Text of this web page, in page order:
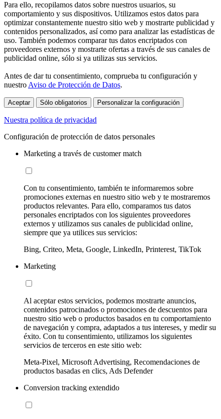
Para ello, recopilamos datos sobre nuestros usuarios, su
comportamiento y sus dispositivos. Utilizamos estos datos para
optimizar constantemente nuestro sitio web y mostrarte publicidad y
contenidos personalizados, así como para analizar las estadísticas de
uso. También podemos comparar tus datos encriptados con
proveedores externos y mostrarte ofertas a través de sus canales de
publicidad online, sólo si ya utilizas sus servicios.
Antes de dar tu consentimiento, comprueba tu configuración y
nuestro Aviso de Protección de Datos.
Aceptar Sólo obligatorios Personalizar la configuración
Nuestra política de privacidad
Configuración de protección de datos personales
Marketing a través de customer match
Con tu consentimiento, también te informaremos sobre
promociones externas en nuestro sitio web y te mostraremos
productos relevantes. Para ello, comparamos tus datos
personales encriptados con los siguientes proveedores
externos y utilizamos sus canales de publicidad online,
siempre que ya utilices sus servicios:
Bing, Criteo, Meta, Google, LinkedIn, Printerest, TikTok
Marketing
Al aceptar estos servicios, podemos mostrarte anuncios,
contenidos patrocinados o promociones de descuentos para
nuestro sitio web o productos basados en tu comportamiento
de navegación y compra, adaptados a tus intereses, y medir su
éxito. Con tu consentimiento, utilizamos los siguientes
servicios de terceros en este sitio web:
Meta-Pixel, Microsoft Advertising, Recomendaciones de
productos basadas en clics, Ads Defender
Conversion tracking extendido